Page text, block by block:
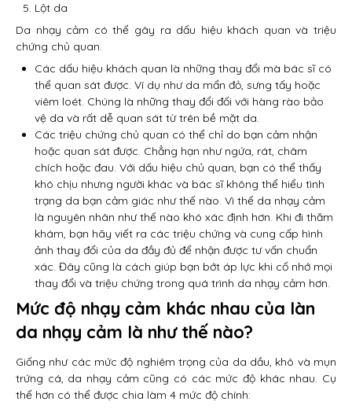
Lột da
Da nhạy cảm có thể gây ra dấu hiệu khách quan và triệu
chứng chủ quan.
Các dấu hiệu khách quan là những thay đổi mà bác sĩ có
thể quan sát được. Ví dụ như da mẩn đỏ, sưng tấy hoặc
viêm loét. Chúng là những thay đổi đối với hàng rào bảo
vệ da và rất dễ quan sát từ trên bề mặt da.
Các triệu chứng chủ quan có thể chỉ do bạn cảm nhận
hoặc quan sát được. Chẳng hạn như ngứa, rát, châm
chích hoặc đau. Với dấu hiệu chủ quan, bạn có thể thấy
khó chịu nhưng người khác và bác sĩ không thể hiểu tình
trạng da bạn cảm giác như thế nào. Vì thế da nhạy cảm
là nguyên nhân như thế nào khó xác định hơn. Khi đi thăm
khám, bạn hãy viết ra các triệu chứng và cung cấp hình
ảnh thay đổi của da đầy đủ để nhận được tư vấn chuẩn
xác. Đây cũng là cách giúp bạn bớt áp lực khi cố nhớ mọi
thay đổi và triệu chứng trong quá trình da nhạy cảm hơn.
Mức độ nhạy cảm khác nhau của làn
da nhạy cảm là như thế nào?
Giống như các mức độ nghiêm trọng của da dầu, khô và mụn
trứng cá, da nhạy cảm cũng có các mức độ khác nhau. Cụ
thể hơn có thể được chia làm 4 mức độ chính: